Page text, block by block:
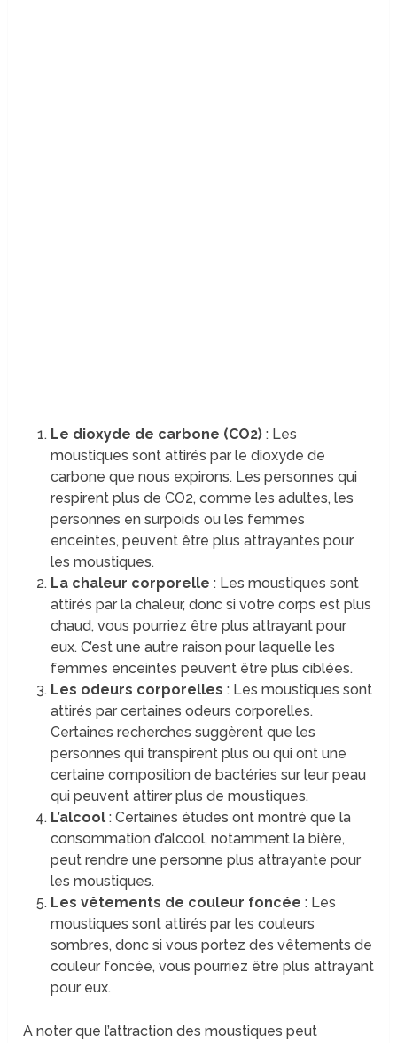
Le dioxyde de carbone (CO2): Les
moustiques sont attirés par le dioxyde de
carbone que nous expirons. Les personnes qui
respirent plus de CO2, comme les adultes, les
personnes en surpoids ou les femmes
enceintes, peuvent être plus attrayantes pour
les moustiques.
La chaleur corporelle : Les moustiques sont
attirés par la chaleur, donc si votre corps est plus
chaud, vous pourriez être plus attrayant pour
eux. C’est une autre raison pour laquelle les
femmes enceintes peuvent être plus ciblées.
Les odeurs corporelles : Les moustiques sont
attirés par certaines odeurs corporelles.
Certaines recherches suggèrent que les
personnes qui transpirent plus ou qui ont une
certaine composition de bactéries sur leur peau
qui peuvent attirer plus de moustiques.
L’alcool: Certaines études ont montré que la
consommation d’alcool, notamment la bière,
peut rendre une personne plus attrayante pour
les moustiques.
Les vêtements de couleur foncée : Les
moustiques sont attirés par les couleurs
sombres, donc si vous portez des vêtements de
couleur foncée, vous pourriez être plus attrayant
pour eux.
A noter que l’attraction des moustiques peut